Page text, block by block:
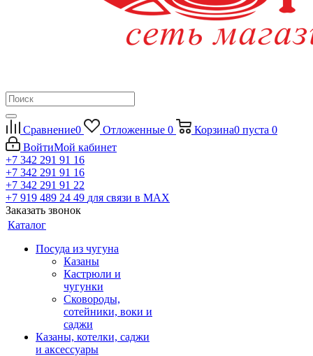
Сравнение0 Отложенные 0 Корзина0 пуста 0
ВойтиМой кабинет
+7 342 291 91 16
+7 342 291 91 16
+7 342 291 91 22
+7 919 489 24 49 для связи в МАХ
Заказать звонок
Каталог
Посуда из чугуна
Казаны
Кастрюли и
чугунки
Сковороды,
сотейники, воки и
саджи
Казаны, котелки, саджи
и аксессуары